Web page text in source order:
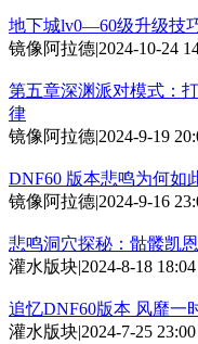
地下城lv0—60级升级技
镜像阿拉德|2024-10-24
第五章深渊派对模式：
律
镜像阿拉德|2024-9-19
DNF60 版本悲鸣为何如
镜像阿拉德|2024-9-16
悲鸣洞穴探秘：骷髅凯
灌水版块|2024-8-18 18:04
追忆DNF60版本 风靡一
灌水版块|2024-7-25 23:00